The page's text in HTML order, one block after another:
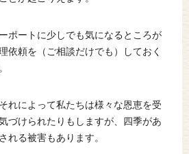
ポートに少しでも気になるところが
依頼を（ご相談だけでも）しておく
れによって私たちは様々な恩恵を受
づけられたりもしますが、四季があ
れる被害もあります。